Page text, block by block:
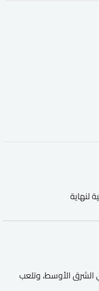
لنهاية
الشرق الأوسط، وتلعب